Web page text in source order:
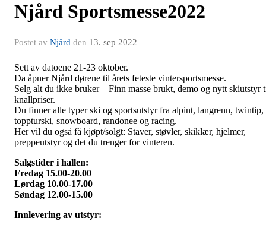
Njård Sportsmesse2022
Postet av Njård den 13. sep 2022
Sett av datoene 21-23 oktober.
Da åpner Njård dørene til årets feteste vintersportsmesse.
Selg alt du ikke bruker – Finn masse brukt, demo og nytt skiutstyr
knallpriser.
Du finner alle typer ski og sportsutstyr fra alpint, langrenn, twintip,
toppturski, snowboard, randonee og racing.
Her vil du også få kjøpt/solgt: Staver, støvler, skiklær, hjelmer,
preppeutstyr og det du trenger for vinteren.
Salgstider i hallen:
Fredag 15.00-20.00
Lørdag 10.00-17.00
Søndag 12.00-15.00
Innlevering av utstyr: